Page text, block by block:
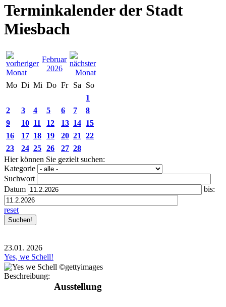
Terminkalender der Stadt
Miesbach
Februar
2026
Mo Di Mi Do Fr Sa
So
1
2
3 4 5 6 7
8
9
10 11 12 13 14 15
16
17 18 19 20 21
22
23
24 25 26 27 28
Hier können Sie gezielt suchen:
Kategorie
Suchwort
Datum
bis:
reset
23.01. 2026
Yes, we Schell!
Beschreibung:
Ausstellung